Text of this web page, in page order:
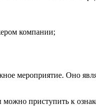
компании;
мероприятие. Оно
приступить к